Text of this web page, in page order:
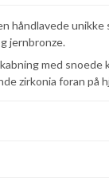
håndlavede unikke
jernbronze.
med snoede
zirkonia foran på